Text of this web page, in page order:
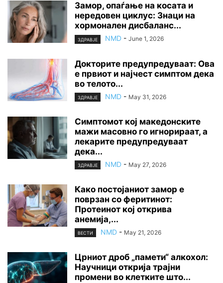
Замор, опаѓање на косата и
нередовен циклус: Знаци на
хормонален дисбаланс...
ЗДРАВЈЕ NMD - June 1, 2026
Докторите предупредуваат: Ова
е првиот и најчест симптом дека
во телото...
ЗДРАВЈЕ NMD - May 31, 2026
Симптомот кој македонските
мажи масовно го игнорираат, а
лекарите предупредуваат
дека...
ЗДРАВЈЕ NMD - May 27, 2026
Како постојаниот замор е
поврзан со феритинот:
Протеинот кој открива
анемија,...
ВЕСТИ NMD - May 21, 2026
Црниот дроб „памети“ алкохол:
Научници открија трајни
промени во клетките што...